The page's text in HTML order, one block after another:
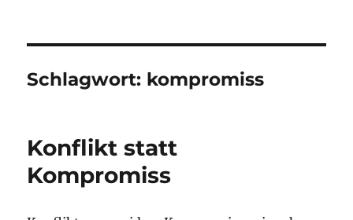
Schlagwort: kompromiss
Konflikt statt
Kompromiss